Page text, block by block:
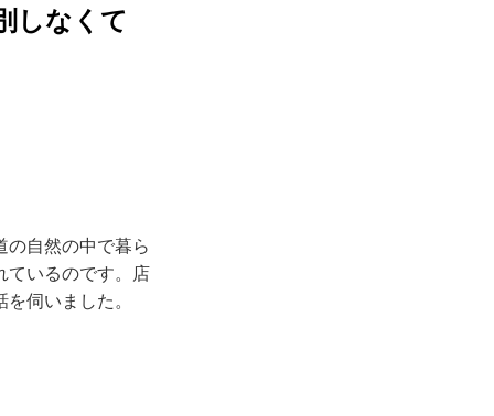
しなくて
の自然の中で暮ら
ているのです。店
伺いました。